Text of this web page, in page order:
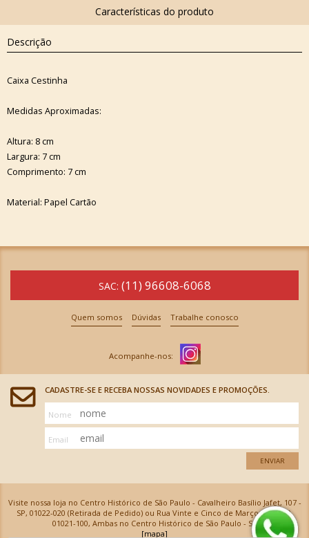
Descrição
Caixa Cestinha
Medidas Aproximadas:
Altura: 8 cm
Largura: 7 cm
Comprimento: 7 cm
Material: Papel Cartão
SAC: (11) 96608-6068
Quem somos Dúvidas Trabalhe conosco
CADASTRE-SE E RECEBA NOSSAS NOVIDADES E PROMOÇÕES.
Nome
Email
ENVIAR
Visite nossa loja no Centro Histórico de São Paulo - Cavalheiro Basílio Jafet, 107 -
SP, 01022-020 (Retirada de Pedido) ou Rua Vinte e Cinco de Março, 576 - SP,
01021-100, Ambas no Centro Histórico de São Paulo - SP
[mapa]